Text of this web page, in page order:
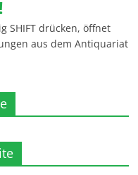
SHIFT drücken, öffnet
aus dem Antiquariat